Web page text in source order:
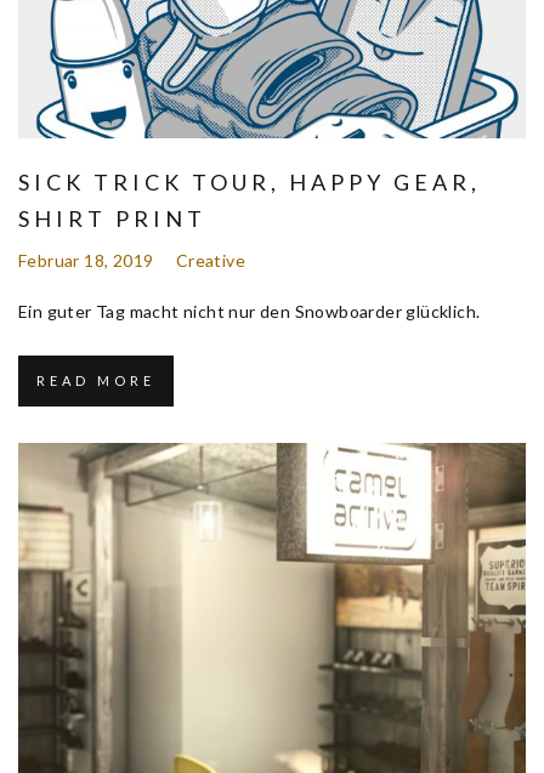
SICK TRICK TOUR, HAPPY GEAR,
SHIRT PRINT
Februar 18, 2019 Creative
Ein guter Tag macht nicht nur den Snowboarder glücklich.
READ MORE